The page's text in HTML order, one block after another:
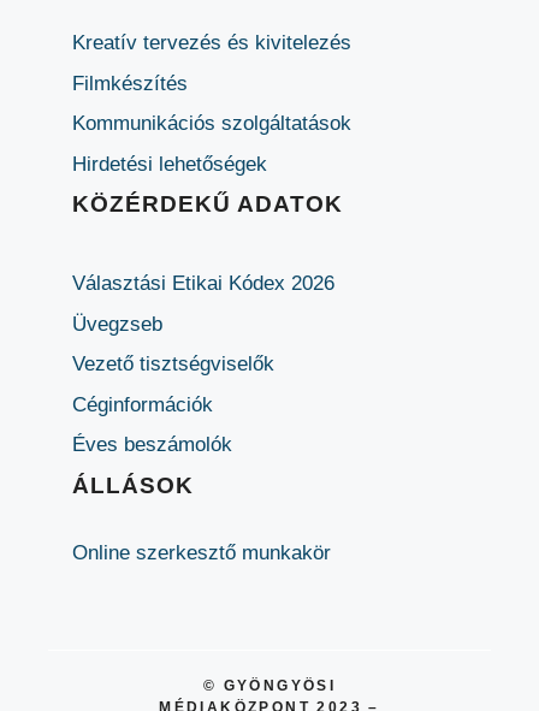
Kreatív tervezés és kivitelezés
Filmkészítés
Kommunikációs szolgáltatások
Hirdetési lehetőségek
KÖZÉRDEKŰ ADATOK
Választási Etikai Kódex 2026
Üvegzseb
Vezető tisztségviselők
Céginformációk
Éves beszámolók
ÁLLÁSOK
Online szerkesztő munkakör
© GYÖNGYÖSI